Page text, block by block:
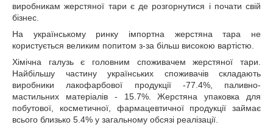
виробникам жерстяної тари є де розгорнутися і почати свій
бізнес.
На українському ринку імпортна жерстяна тара не
користується великим попитом з-за більш високою вартістю.
Хімічна галузь є головним споживачем жерстяної тари.
Найбільшу частину українських споживачів складають
виробники лакофарбової продукції -77.4%, паливно-
мастильних матеріалів - 15.7%. Жерстяна упаковка для
побутової, косметичної, фармацевтичної продукції займає
всього близько 5.4% у загальному обсязі реалізації.